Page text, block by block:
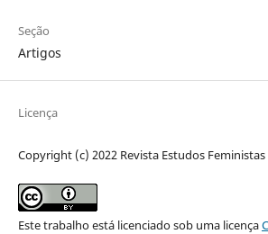
Seção
Artigos
Licença
Copyright (c) 2022 Revista Estudos Feministas
Este trabalho está licenciado sob uma licença